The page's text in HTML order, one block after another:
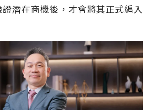
潛在商機後，才會將其正式編入